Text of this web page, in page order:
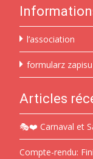
l’association
formularz zapisu
Articles
🎭❤️ Carnaval et
Compte-rendu: